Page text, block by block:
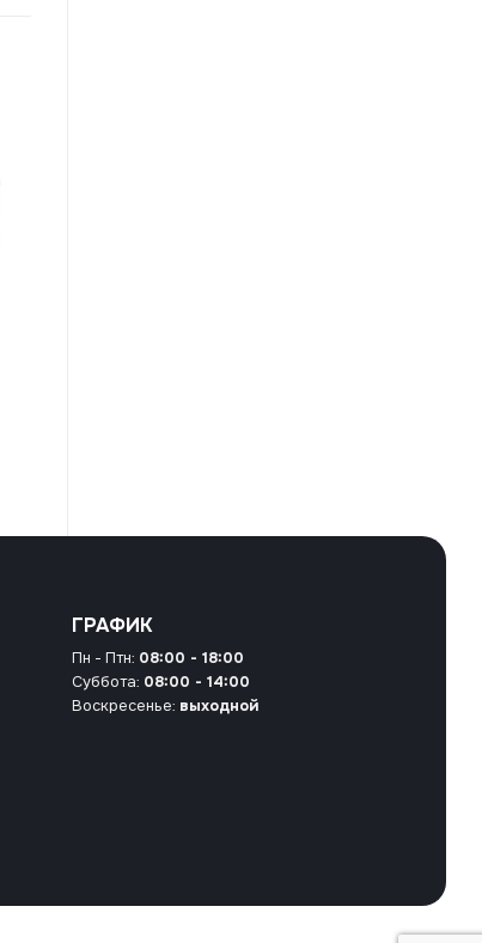
ГРАФИК
Пн - Птн: 08:00 - 18:00
Суббота: 08:00 - 14:00
Воскресенье: выходной